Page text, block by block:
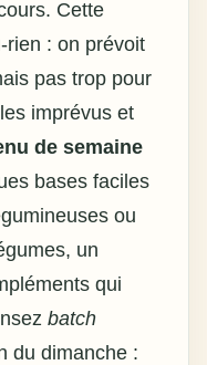
Cette
rien : on prévoit
pas trop pour
imprévus et
de semaine
bases faciles
ou
un
qui
batch
du dimanche :